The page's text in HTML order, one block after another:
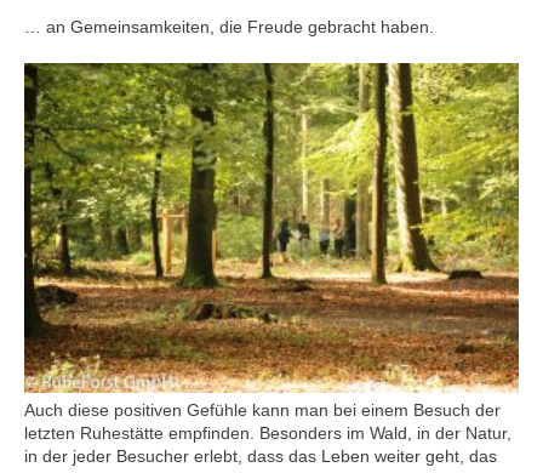
… an Gemeinsamkeiten, die Freude gebracht haben.
Auch diese positiven Gefühle kann man bei einem Besuch der
letzten Ruhestätte empfinden. Besonders im Wald, in der Natur,
in der jeder Besucher erlebt, dass das Leben weiter geht, das